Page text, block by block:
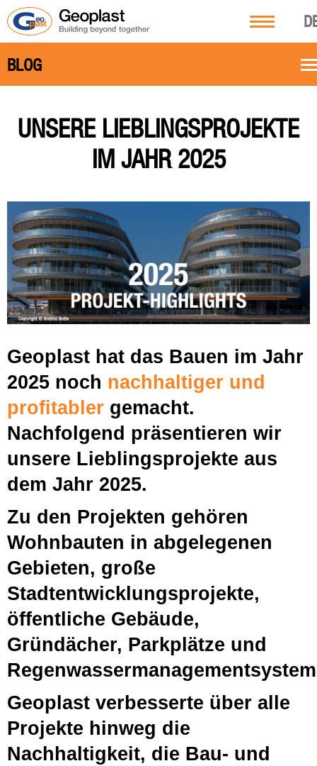
BLOG
UNSERE LIEBLINGSPROJEKTE
IM JAHR 2025
Geoplast hat das Bauen im Jahr
2025 noch nachhaltiger und
profitabler gemacht.
Nachfolgend präsentieren wir
unsere Lieblingsprojekte aus
dem Jahr 2025.
Zu den Projekten gehören
Wohnbauten in abgelegenen
Gebieten, große
Stadtentwicklungsprojekte,
öffentliche Gebäude,
Gründächer, Parkplätze und
Geoplast verbesserte über alle
Projekte hinweg die
Nachhaltigkeit, die Bau- und